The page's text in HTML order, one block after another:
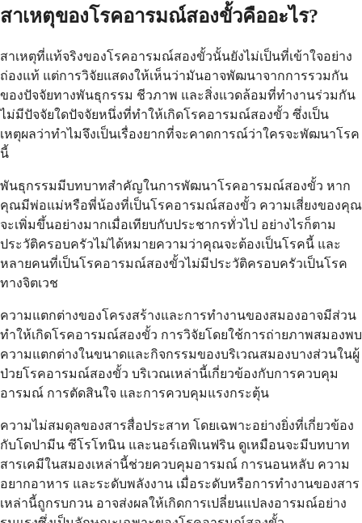
สาเหตุของโรคอารมณ์สองขั้วคืออะไร?
สาเหตุที่แท้จริงของโรคอารมณ์สองขั้วนั้นยังไม่เป็นที่เข้าใจอย่าง
ถ่องแท้ แต่การวิจัยแสดงให้เห็นว่ามันอาจพัฒนาจากการรวมกัน
ของปัจจัยทางพันธุกรรม ชีวภาพ และสิ่งแวดล้อมที่ทำงานร่วมกัน
ไม่มีปัจจัยใดปัจจัยหนึ่งที่ทำให้เกิดโรคอารมณ์สองขั้ว ซึ่งเป็น
เหตุผลว่าทำไมจึงเป็นเรื่องยากที่จะคาดการณ์ว่าใครจะพัฒนาโรค
นี้
พันธุกรรมมีบทบาทสำคัญในการพัฒนาโรคอารมณ์สองขั้ว หาก
คุณมีพ่อแม่หรือพี่น้องที่เป็นโรคอารมณ์สองขั้ว ความเสี่ยงของคุณ
จะเพิ่มขึ้นอย่างมากเมื่อเทียบกับประชากรทั่วไป อย่างไรก็ตาม
ประวัติครอบครัวไม่ได้หมายความว่าคุณจะต้องเป็นโรคนี้ และ
หลายคนที่เป็นโรคอารมณ์สองขั้วไม่มีประวัติครอบครัวเป็นโรค
ทางจิตเวช
ความแตกต่างของโครงสร้างและการทำงานของสมองอาจมีส่วน
ทำให้เกิดโรคอารมณ์สองขั้ว การวิจัยโดยใช้การถ่ายภาพสมองพบ
ความแตกต่างในขนาดและกิจกรรมของบริเวณสมองบางส่วนในผู้
ป่วยโรคอารมณ์สองขั้ว บริเวณเหล่านี้เกี่ยวข้องกับการควบคุม
อารมณ์ การตัดสินใจ และการควบคุมแรงกระตุ้น
ความไม่สมดุลของสารสื่อประสาท โดยเฉพาะอย่างยิ่งที่เกี่ยวข้อง
กับโดปามีน ซีโรโทนิน และนอร์เอพิเนฟริน ดูเหมือนจะมีบทบาท
สารเคมีในสมองเหล่านี้ช่วยควบคุมอารมณ์ การนอนหลับ ความ
อยากอาหาร และระดับพลังงาน เมื่อระดับหรือการทำงานของสาร
เหล่านี้ถูกรบกวน อาจส่งผลให้เกิดการเปลี่ยนแปลงอารมณ์อย่าง